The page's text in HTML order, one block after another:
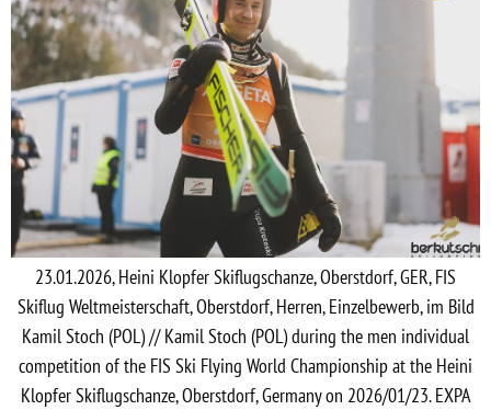
23.01.2026, Heini Klopfer Skiflugschanze, Oberstdorf, GER, FIS
Skiflug Weltmeisterschaft, Oberstdorf, Herren, Einzelbewerb, im Bild
Kamil Stoch (POL) // Kamil Stoch (POL) during the men individual
competition of the FIS Ski Flying World Championship at the Heini
Klopfer Skiflugschanze, Oberstdorf, Germany on 2026/01/23. EXPA